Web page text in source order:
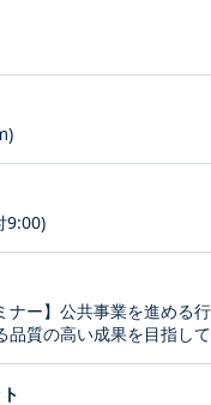
9:00)
ナー】公共事業を進める
品質の高い成果を目指し